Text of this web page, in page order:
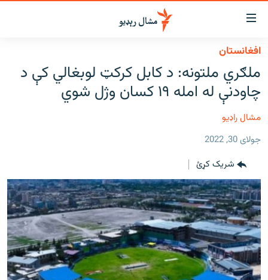
د
لاسرسي
ځای
عمومي
پاڼې
موضوع
ته
شئ
عمومي
کورپاڼې
ته
لاړ
شئ
لټون
ته
ورشئ
کور
لنډ خبرونه
پښتونخوا او قبایل
بلوچستان
پاکستان
افغانستان
نړۍ
ځانګړې مرکې، شننې
انځور او ویډیو
اوونیزې خپرونې
افغانستان
ملګري ملتونه: د کابل کرکټ لوبغالي کې د
چاودنې له امله ۱۹ کسان وژل شوي
مشال راډیو
جولای 30, 2022
شریک کړئ